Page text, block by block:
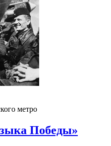
метро
Победы»